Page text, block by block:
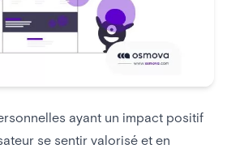
ayant un impact positif
se sentir valorisé et en